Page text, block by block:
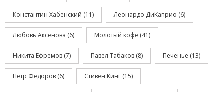
Константин Хабенский (11) Леонардо ДиКаприо (6)
Любовь Аксенова (6) Молотый кофе (41)
Никита Ефремов (7) Павел Табаков (8) Печенье (13)
Пётр Фёдоров (6) Стивен Кинг (15)